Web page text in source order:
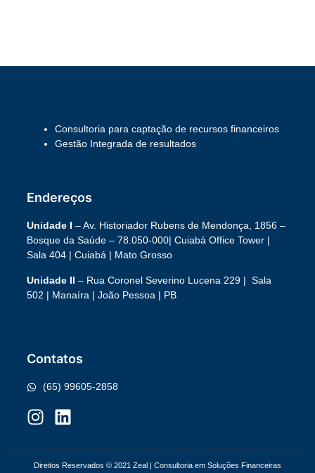
Consultoria para captação de recursos financeiros
Gestão Integrada de resultados
Endereços
Unidade I – Av. Historiador Rubens de Mendonça, 1856 –
Bosque da Saúde – 78.050-000| Cuiabá Office Tower |
Sala 404 | Cuiabá | Mato Grosso
Unidade II – Rua Coronel Severino Lucena 229 | Sala
502 | Manaíra | João Pessoa | PB
Contatos
(65) 99605-2858
Direitos Reservados © 2021 Zeal | Consultoria em Soluções Financeiras